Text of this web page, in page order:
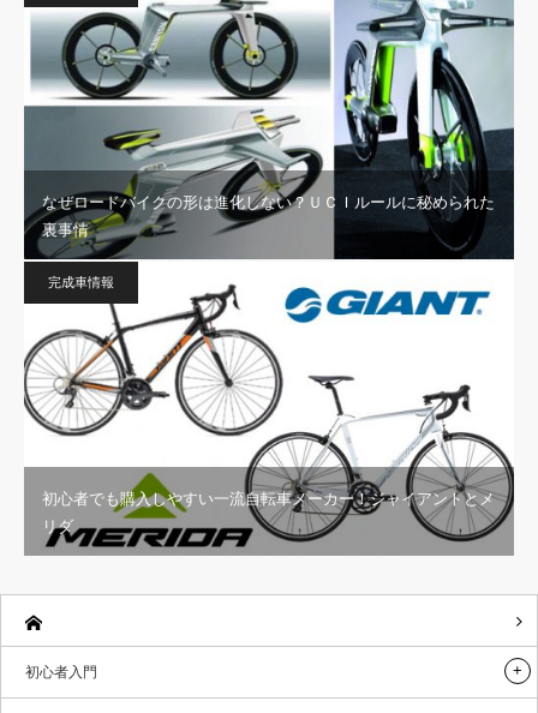
なぜロードバイクの形は進化しない？ＵＣＩルールに秘められた
裏事情
完成車情報
初心者でも購入しやすい一流自転車メーカー！ジャイアントとメ
リダ
初心者入門